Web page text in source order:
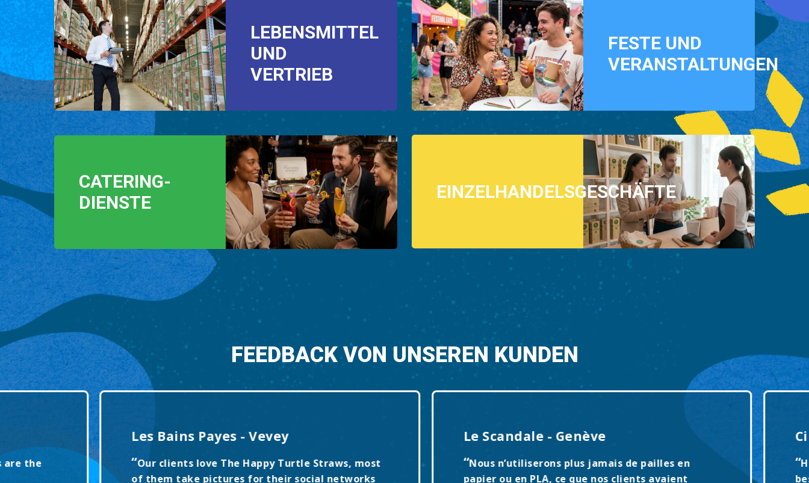
LEBENSMITTEL
UND
VERTRIEB
CATERING-
DIENSTE
FESTE UND
VERANSTALTUNGEN
EINZELHANDELSGESCHÄFTE
FEEDBACK VON UNSEREN KUNDEN
the
Les Bains Payes - Vevey
Our clients love The Happy Turtle Straws, most
of them take pictures for their social networks
Le Scandale - Genève
Nous n’utiliserons plus jamais de pailles en
papier ou en PLA, ce que nos clients avaient